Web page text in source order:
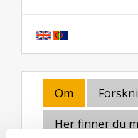
Om
Her finner du